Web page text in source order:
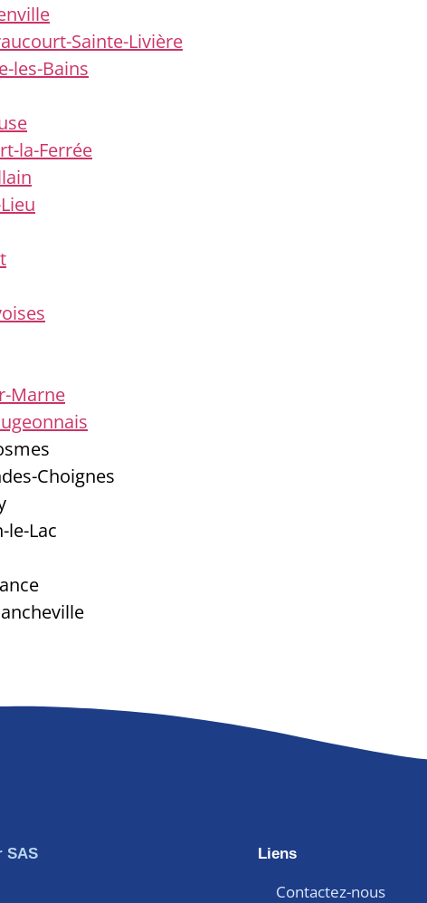
Sainte-Livière
les-Bains
la-Ferrée
Marne
Choignes
le-Lac
SAS Liens
Contactez-nous